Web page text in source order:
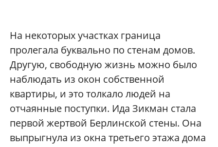
На некоторых участках граница
пролегала буквально по стенам домов.
Другую, свободную жизнь можно было
наблюдать из окон собственной
квартиры, и это толкало людей на
отчаянные поступки. Ида Зикман стала
первой жертвой Берлинской стены. Она
выпрыгнула из окна третьего этажа дома